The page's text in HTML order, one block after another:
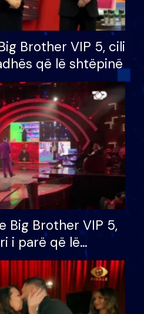
Brother VIP 5, cili
që lë shtëpinë
Big Brother VIP 5,
i parë që lë
mundësinë për
madh